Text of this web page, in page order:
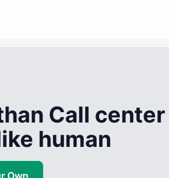
Call center
human
Own